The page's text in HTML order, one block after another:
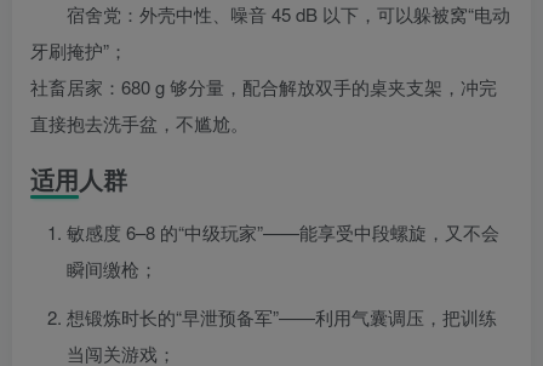
宿舍党：外壳中性、噪音 45 dB 以下，可以躲被窝“电动
牙刷掩护”；
社畜居家：680 g 够分量，配合解放双手的桌夹支架，冲完
直接抱去洗手盆，不尴尬。
适用人群
敏感度 6–8 的“中级玩家”——能享受中段螺旋，又不会
瞬间缴枪；
想锻炼时长的“早泄预备军”——利用气囊调压，把训练
当闯关游戏；